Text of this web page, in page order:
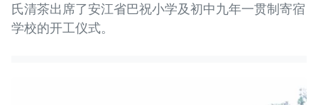
氏清茶出席了安江省巴祝小学及初中九年一贯制寄宿
学校的开工仪式。